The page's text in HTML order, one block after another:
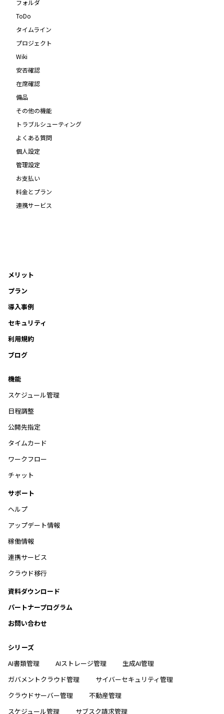
フォルダ
ToDo
タイムライン
プロジェクト
Wiki
安否確認
在席確認
備品
その他の機能
トラブルシューティング
よくある質問
個人設定
管理設定
お支払い
料金とプラン
連携サービス
メリット
プラン
導入事例
セキュリティ
利用規約
ブログ
機能
スケジュール管理
日程調整
公開先指定
タイムカード
ワークフロー
チャット
サポート
ヘルプ
アップデート情報
稼働情報
連携サービス
クラウド移行
資料ダウンロード
パートナープログラム
お問い合わせ
シリーズ
AI書類管理
AIストレージ管理
生成AI管理
ガバメントクラウド管理
サイバーセキュリティ管理
クラウドサーバー管理
不動産管理
スケジュール管理
サブスク請求管理